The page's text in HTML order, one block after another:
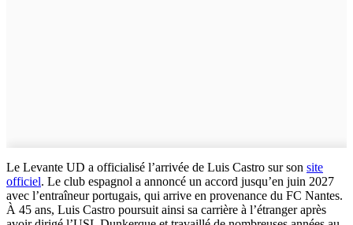
Le Levante UD a officialisé l’arrivée de Luis Castro sur son site
officiel. Le club espagnol a annoncé un accord jusqu’en juin 2027
avec l’entraîneur portugais, qui arrive en provenance du FC Nantes.
À 45 ans, Luis Castro poursuit ainsi sa carrière à l’étranger après